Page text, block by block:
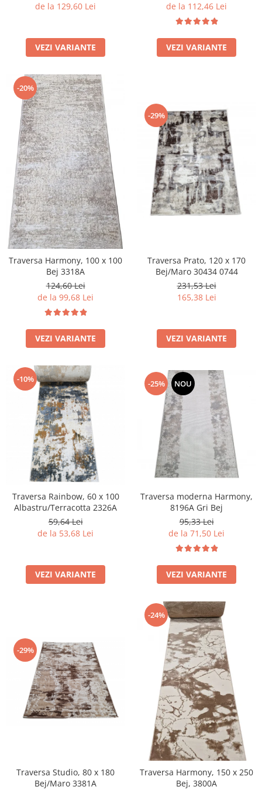
de la 129,60 Lei
VEZI VARIANTE
de la 112,46 Lei
VEZI VARIANTE
-20%
Traversa Harmony, 100 x 100
Bej 3318A
124,60 Lei
de la 99,68 Lei
VEZI VARIANTE
-29%
Traversa Prato, 120 x 170
Bej/Maro 30434 0744
231,53 Lei
165,38 Lei
VEZI VARIANTE
-10%
Traversa Rainbow, 60 x 100
Albastru/Terracotta 2326A
59,64 Lei
de la 53,68 Lei
VEZI VARIANTE
-25% NOU
Traversa moderna Harmony,
8196A Gri Bej
95,33 Lei
de la 71,50 Lei
VEZI VARIANTE
-29%
Traversa Studio, 80 x 180
Bej/Maro 3381A
-24%
Traversa Harmony, 150 x 250
Bej, 3800A